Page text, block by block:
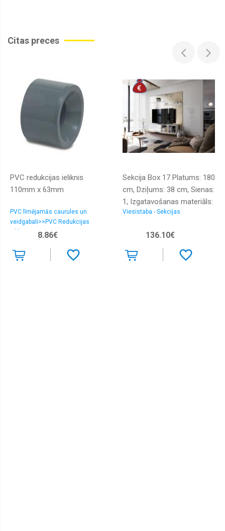
Citas preces
PVC redukcijas ieliknis
110mm x 63mm
PVC līmējamās caurules un
veidgabali>>PVC Redukcijas
8.86€
Sekcija Box 17 Platums: 180
cm, Dziļums: 38 cm, Sienas:
1, Izgatavošanas materiāls:
KSP + MDF plāksnes,
Viesistaba - Sekcijas
136.10€